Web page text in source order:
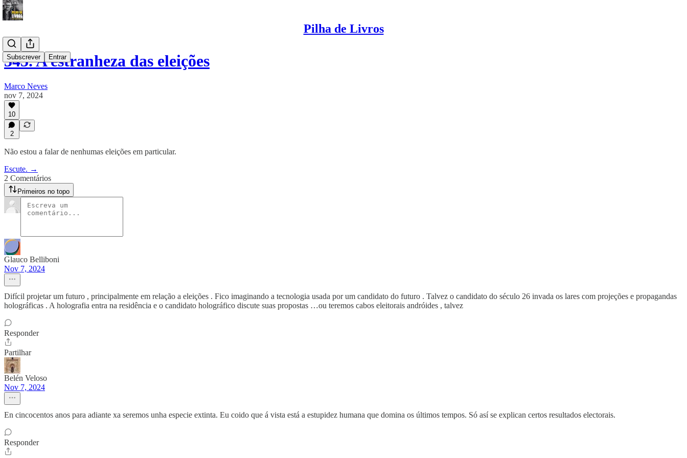
Pilha de Livros
Subscrever Entrar
345. A estranheza das eleições
Marco Neves
nov 7, 2024
10
2
Não estou a falar de nenhumas eleições em particular.
Escute. →
2 Comentários
Primeiros no topo
Glauco Belliboni
Nov 7, 2024
Difícil projetar um futuro , principalmente em relação a eleições . Fico imaginando a tecnologia usada por um candidato do futuro . Talvez o candidato do século 26 invada os lares com projeções e propagandas
holográficas . A holografia entra na residência e o candidato holográfico discute suas propostas …ou teremos cabos eleitorais andróides , talvez
Responder
Partilhar
Belén Veloso
Nov 7, 2024
En cincocentos anos para adiante xa seremos unha especie extinta. Eu coido que á vista está a estupidez humana que domina os últimos tempos. Só así se explican certos resultados electorais.
Responder